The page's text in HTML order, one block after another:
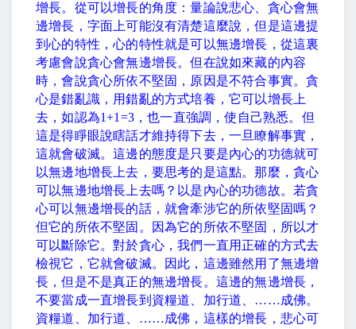
增長。從可以增長的角度：量論說悲心、貪心會無
邊增長，字面上可能沒有清楚這麼說，但是這邊提
到心的特性，心的特性就是可以無邊增長，從這裏
考慮會說貪心會無邊增長。但在說如來藏的內容
時，會說貪心所依不堅固，原因是不符合事實。貪
心是錯亂識，用錯亂的方式培養，它可以增長上
去，如認為1+1=3 ，也一直強調，使自己熟悉。但
這是得睜眼說瞎話才維持得下去，一旦瞭解事實，
這就會破滅。這邊的態度是只要是內心的功德就可
以無邊地增長上去，要思考的是這點。那麼，貪心
可以無邊地增長上去嗎？以是內心的功德故。若貪
心可以無邊增長的話，就會牽涉它的所依堅固嗎？
但它的所依不堅固。因為它的所依不堅固，所以才
可以斷除它。對於貪心，我們一直用正確的方式去
檢視它，它就會破滅。因此，這邊雖然用了無邊增
長，但是不是真正的無邊增長。這邊的無邊增長，
不要當成一直增長到資糧道、加行道、 ……成佛。
資糧道、加行道、 ……成佛，這樣的增長，悲心可